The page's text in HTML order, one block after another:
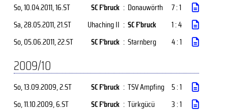
So, 10.04.2011, 16.ST SC F'bruck : Donauwörth
7 : 1
Sa, 28.05.2011, 21.ST Uhaching II : SC F'bruck
1 : 4
So, 05.06.2011, 22.ST SC F'bruck : Starnberg 4 : 1
2009/10
So, 13.09.2009, 2.ST SC F'bruck : TSV Ampfing 5 : 1
So, 11.10.2009, 6.ST SC F'bruck : Türkgücü
3 : 1